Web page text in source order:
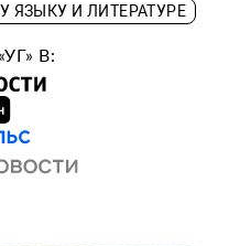
ЯЗЫКУ И ЛИТЕРАТУРЕ
В: